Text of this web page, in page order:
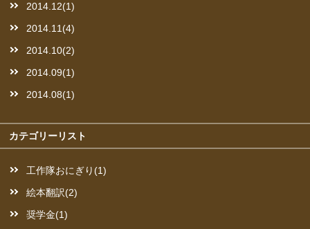
2014.12(1)
2014.11(4)
2014.10(2)
2014.09(1)
2014.08(1)
カテゴリーリスト
工作隊おにぎり(1)
絵本翻訳(2)
奨学金(1)